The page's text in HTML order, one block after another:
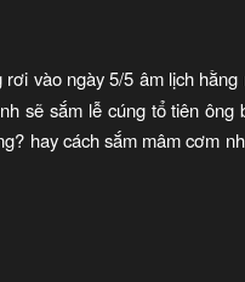
vào ngày 5/5 âm lịch
sẽ sắm lễ cúng tổ tiên ông
hay cách sắm mâm cơm